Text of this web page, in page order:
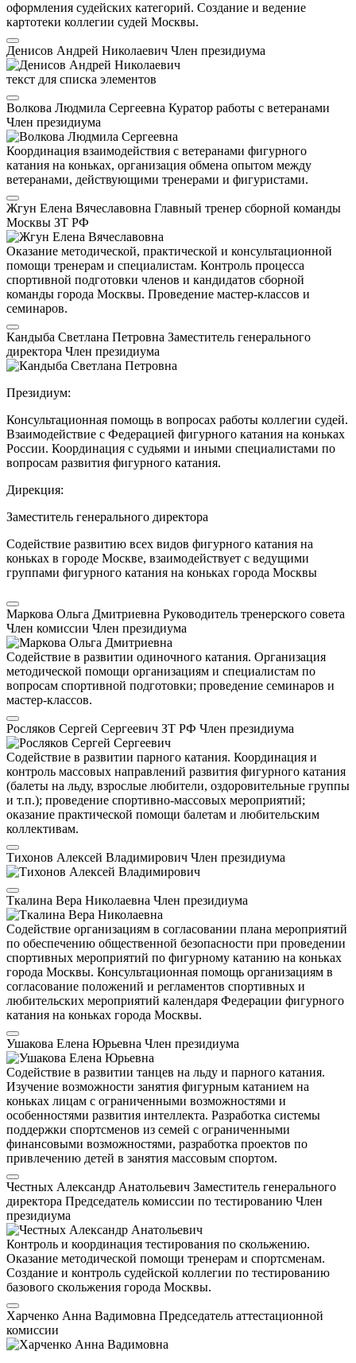
оформления судейских категорий. Создание и ведение
картотеки коллегии судей Москвы.
Денисов Андрей Николаевич Член президиума
текст для списка элементов
Волкова Людмила Сергеевна Куратор работы с ветеранами
Член президиума
Координация взаимодействия с ветеранами фигурного
катания на коньках, организация обмена опытом между
ветеранами, действующими тренерами и фигуристами.
Жгун Елена Вячеславовна Главный тренер сборной команды
Москвы ЗТ РФ
Оказание методической, практической и консультационной
помощи тренерам и специалистам. Контроль процесса
спортивной подготовки членов и кандидатов сборной
команды города Москвы. Проведение мастер-классов и
семинаров.
Кандыба Светлана Петровна Заместитель генерального
директора Член президиума
Президиум:
Консультационная помощь в вопросах работы коллегии судей.
Взаимодействие с Федерацией фигурного катания на коньках
России. Координация с судьями и иными специалистами по
вопросам развития фигурного катания.
Дирекция:
Заместитель генерального директора
Содействие развитию всех видов фигурного катания на
коньках в городе Москве, взаимодействует с ведущими
группами фигурного катания на коньках города Москвы
Маркова Ольга Дмитриевна Руководитель тренерского совета
Член комиссии Член президиума
Содействие в развитии одиночного катания. Организация
методической помощи организациям и специалистам по
вопросам спортивной подготовки; проведение семинаров и
мастер-классов.
Росляков Сергей Сергеевич ЗТ РФ Член президиума
Содействие в развитии парного катания. Координация и
контроль массовых направлений развития фигурного катания
(балеты на льду, взрослые любители, оздоровительные группы
и т.п.); проведение спортивно-массовых мероприятий;
оказание практической помощи балетам и любительским
коллективам.
Тихонов Алексей Владимирович Член президиума
Ткалина Вера Николаевна Член президиума
Содействие организациям в согласовании плана мероприятий
по обеспечению общественной безопасности при проведении
спортивных мероприятий по фигурному катанию на коньках
города Москвы. Консультационная помощь организациям в
согласование положений и регламентов спортивных и
любительских мероприятий календаря Федерации фигурного
катания на коньках города Москвы.
Ушакова Елена Юрьевна Член президиума
Содействие в развитии танцев на льду и парного катания.
Изучение возможности занятия фигурным катанием на
коньках лицам с ограниченными возможностями и
особенностями развития интеллекта. Разработка системы
поддержки спортсменов из семей с ограниченными
финансовыми возможностями, разработка проектов по
привлечению детей в занятия массовым спортом.
Честных Александр Анатольевич Заместитель генерального
директора Председатель комиссии по тестированию Член
президиума
Контроль и координация тестирования по скольжению.
Оказание методической помощи тренерам и спортсменам.
Создание и контроль судейской коллегии по тестированию
базового скольжения города Москвы.
Харченко Анна Вадимовна Председатель аттестационной
комиссии